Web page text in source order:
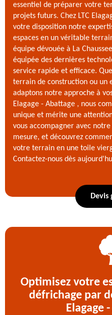
essentiel de préparer votre
projets futurs. Chez LTC
votre disposition notre
espaces en un véritable
équipe dévouée à La
équipée des dernières
service rapide et efficace.
terrain de construction ou un
adaptons notre approche à
Elagage - Abattage , nous
unique et mérite une
vous accompagner avec
mesure, et découvrez
votre terrain en une toile
Contactez-nous dès
Optimisez votre
défrichage par
Elagage